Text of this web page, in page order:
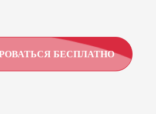
БЕСПЛАТНО